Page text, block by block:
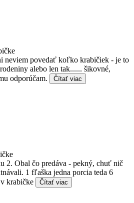
neviem povedať koľko krabičiek - je to
alebo len tak...... šikovné,
odporúčam.
Čítať viac
2. Obal čo predáva - pekný, chuť nič
1 fľaška jedna porcia teda 6
krabičke
Čítať viac